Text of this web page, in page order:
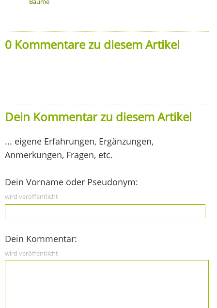
0 Kommentare zu diesem Artikel
Dein Kommentar zu diesem Artikel
... eigene Erfahrungen, Ergänzungen,
Anmerkungen, Fragen, etc.
Dein Vorname oder Pseudonym:
wird veröffentlicht
Dein Kommentar:
wird veröffentlicht